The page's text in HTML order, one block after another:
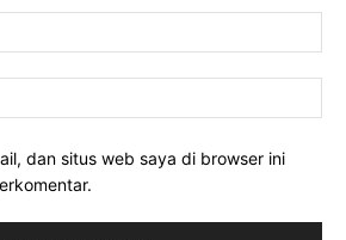
dan situs web saya di browser ini